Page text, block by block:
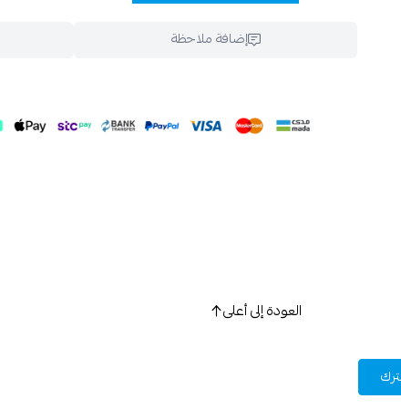
إضافة ملاحظة
اسحب و افلت الملف هنا
العودة إلى أعلى